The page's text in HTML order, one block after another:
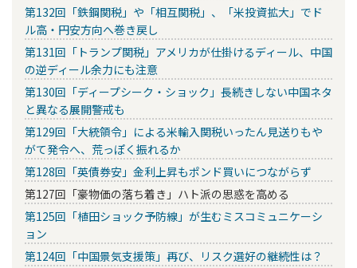
第132回「鉄鋼関税」や「相互関税」、「米投資拡大」でド
ル高・円安方向へ巻き戻し
第131回「トランプ関税」アメリカが仕掛けるディール、中国
の逆ディール余力にも注意
第130回「ディープシーク・ショック」長続きしない中国ネタ
と異なる展開警戒も
第129回「大統領令」による米輸入関税いったん見送りもや
がて発令へ、荒っぽく振れるか
第128回「英債券安」金利上昇もポンド買いにつながらず
第127回「豪物価の落ち着き」ハト派の思惑を高める
第125回「植田ショック予防線」が生むミスコミュニケーシ
ョン
第124回「中国景気支援策」再び、リスク選好の継続性は？